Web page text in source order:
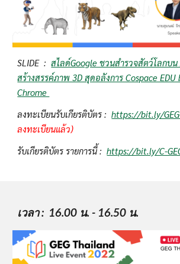
SLIDE  : สไลด์Google ชวนสำรวจสัตว์โลกบน
สร้างสรรค์ภาพ 3D สุดอลังการ Cospace EDU
Chrome
ลงทะเบียนรับเกียรติบัตร : https://bit.ly/
ลงทะเบียนแล้ว)
รับเกียรติบัตร รายการนี้ : https://bit.ly/C-
เวลา :  16.00 น. - 16.50 น.